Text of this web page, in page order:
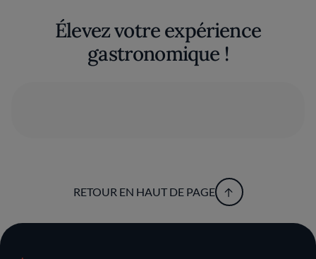
Élevez votre expérience
gastronomique !
RETOUR EN HAUT DE PAGE